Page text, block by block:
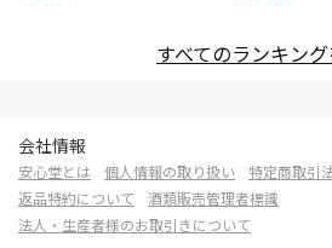
すべてのランキン
会社情報
安心堂とは 個人情報の取り扱い
特定商取引
返品特約について
酒類販売管理者標識
法人・生産者様のお取引きについて